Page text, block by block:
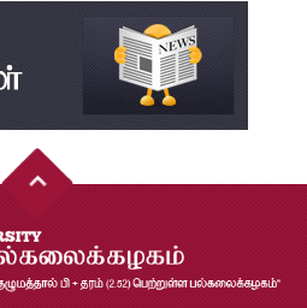
காலாண்டு ஆய்விதழ் – 2023
காலாண்டு ஆய்விதழ் – 2022
முடிவுகள் 2026
முடிவுகள்-மே2026